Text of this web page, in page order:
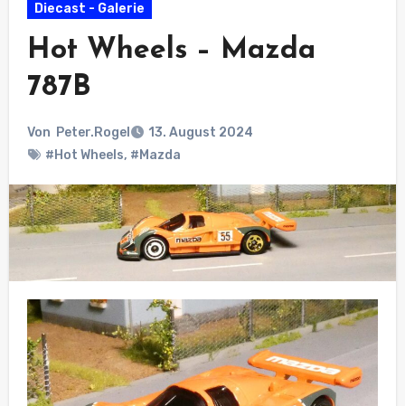
Diecast - Galerie
Hot Wheels – Mazda
787B
Von Peter.Rogel
13. August 2024
#Hot Wheels, #Mazda